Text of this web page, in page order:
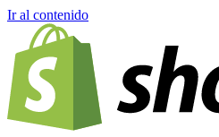
Ir al contenido